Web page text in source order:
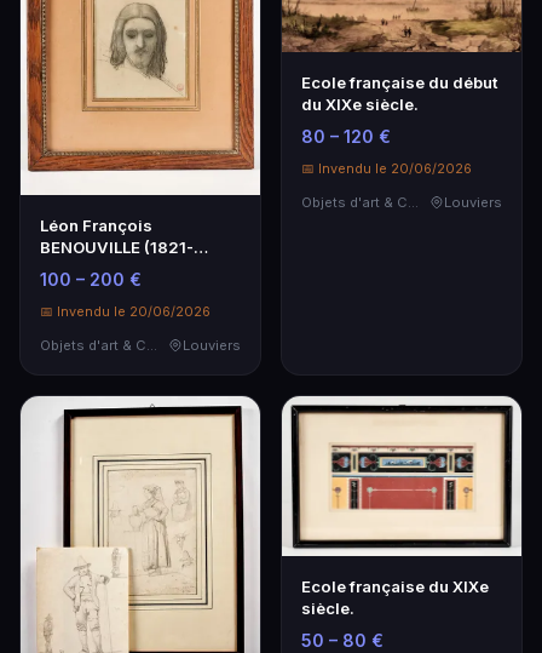
Léon François
BENOUVILLE (1821-
1859).
100 – 200 €
📅 Invendu le 20/06/2026
Objets d'art & Curiosités
Louviers
Ecole française du début
du XIXe siècle.
80 – 120 €
📅 Invendu le 20/06/2026
Objets d'art & Curiosités
Louviers
Ecole française du XIXe
siècle.
50 – 80 €